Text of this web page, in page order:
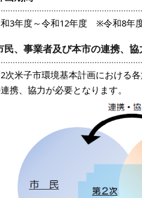
3年度～令和12年度 ※令和8年
民、事業者及び本市の連携、協
次米子市環境基本計画における
携、協力が必要となります。